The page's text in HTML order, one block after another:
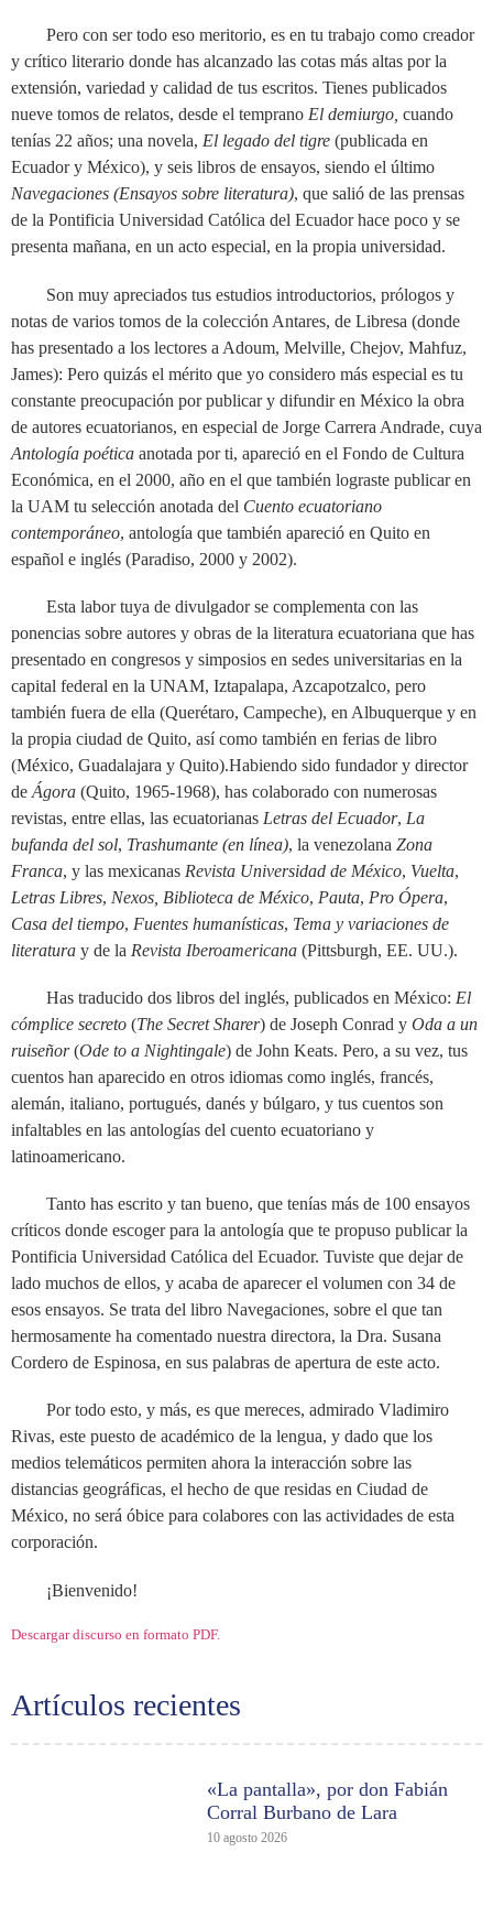
Artículos recientes
«La pantalla», por don Fabián
Corral Burbano de Lara
10 agosto 2026
Pero con ser todo eso meritorio, es en tu trabajo como creador
y crítico literario donde has alcanzado las cotas más altas por la
extensión, variedad y calidad de tus escritos. Tienes publicados
nueve tomos de relatos, desde el temprano El demiurgo, cuando
tenías 22 años; una novela, El legado del tigre (publicada en
Ecuador y México), y seis libros de ensayos, siendo el último
Navegaciones (Ensayos sobre literatura), que salió de las prensas
de la Pontificia Universidad Católica del Ecuador hace poco y se
presenta mañana, en un acto especial, en la propia universidad.
Son muy apreciados tus estudios introductorios, prólogos y
notas de varios tomos de la colección Antares, de Libresa (donde
has presentado a los lectores a Adoum, Melville, Chejov, Mahfuz,
James): Pero quizás el mérito que yo considero más especial es tu
constante preocupación por publicar y difundir en México la obra
de autores ecuatorianos, en especial de Jorge Carrera Andrade, cuya
Antología poética anotada por ti, apareció en el Fondo de Cultura
Económica, en el 2000, año en el que también lograste publicar en
la UAM tu selección anotada del Cuento ecuatoriano
contemporáneo, antología que también apareció en Quito en
español e inglés (Paradiso, 2000 y 2002).
Esta labor tuya de divulgador se complementa con las
ponencias sobre autores y obras de la literatura ecuatoriana que has
presentado en congresos y simposios en sedes universitarias en la
capital federal en la UNAM, Iztapalapa, Azcapotzalco, pero
también fuera de ella (Querétaro, Campeche), en Albuquerque y en
la propia ciudad de Quito, así como también en ferias de libro
(México, Guadalajara y Quito).Habiendo sido fundador y director
de Ágora (Quito, 1965-1968), has colaborado con numerosas
revistas, entre ellas, las ecuatorianas Letras del Ecuador, La
bufanda del sol, Trashumante (en línea), la venezolana Zona
Franca, y las mexicanas Revista Universidad de México, Vuelta,
Letras Libres, Nexos, Biblioteca de México, Pauta, Pro Ópera,
Casa del tiempo, Fuentes humanísticas, Tema y variaciones de
literatura y de la Revista Iberoamericana (Pittsburgh, EE. UU.).
Has traducido dos libros del inglés, publicados en México: El
cómplice secreto (The Secret Sharer) de Joseph Conrad y Oda a un
ruiseñor(Ode to a Nightingale) de John Keats. Pero, a su vez, tus
cuentos han aparecido en otros idiomas como inglés, francés,
alemán, italiano, portugués, danés y búlgaro, y tus cuentos son
infaltables en las antologías del cuento ecuatoriano y
latinoamericano.
Tanto has escrito y tan bueno, que tenías más de 100 ensayos
críticos donde escoger para la antología que te propuso publicar la
Pontificia Universidad Católica del Ecuador. Tuviste que dejar de
lado muchos de ellos, y acaba de aparecer el volumen con 34 de
esos ensayos. Se trata del libro Navegaciones, sobre el que tan
hermosamente ha comentado nuestra directora, la Dra. Susana
Cordero de Espinosa, en sus palabras de apertura de este acto.
Por todo esto, y más, es que mereces, admirado Vladimiro
Rivas, este puesto de académico de la lengua, y dado que los
medios telemáticos permiten ahora la interacción sobre las
distancias geográficas, el hecho de que residas en Ciudad de
México, no será óbice para colabores con las actividades de esta
corporación.
¡Bienvenido!
Descargar discurso en formato PDF.